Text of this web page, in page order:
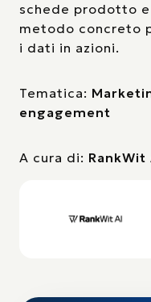
schede prodotto
metodo concreto
i dati in azioni.
Tematica:
engagement
A cura di: RankWit